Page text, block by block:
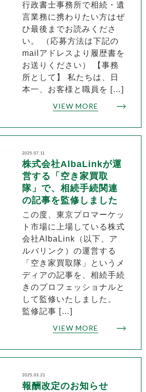
行政書士事務所で相続・遺
言業務に携わりたい方はぜ
ひ最後までお読みくださ
い。 （応募方法は下記の
mailアドレスより履歴書を
お送りください） 【事務
所として】 私たちは、日
本一、お客様と職員を […]
VIEW MORE
2025.07.11
株式会社AlbaLinkが運
営する「空き家買取
隊」で、相続手続関連
の記事を監修しました
この度、東京プロマーケッ
ト市場に上場している株式
会社AlbaLink（以下、ア
ルバリンク）の運営する
「空き家買取隊」というメ
ディアの記事を、相続手続
きのプロフェッショナルと
して監修いたしました。
監修記事 […]
VIEW MORE
2025.03.21
報酬改定のお知らせ